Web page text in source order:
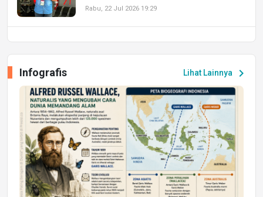
Rabu, 22 Jul 2026 19:29
Peluang Kerja dan Magang
Jumat, 17 Jul 2026 22:30
DAERAH
Astra Motor Kalimantan Timur 2 Dukung
Mahasiswa Samarinda dalam Astra
Honda SDGs Future Leaders 2026
Jumat, 10 Jul 2026 19:01
Lihat Lainnya chevron_right
Infografis